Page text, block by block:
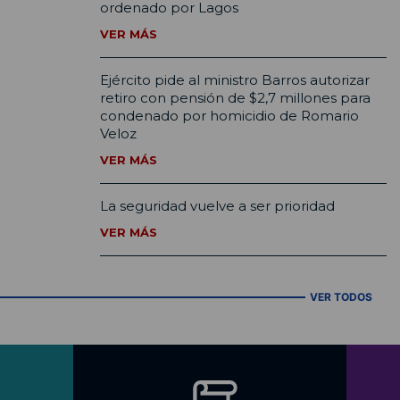
ordenado por Lagos
VER MÁS
Ejército pide al ministro Barros autorizar
retiro con pensión de $2,7 millones para
condenado por homicidio de Romario
Veloz
VER MÁS
La seguridad vuelve a ser prioridad
VER MÁS
VER TODOS